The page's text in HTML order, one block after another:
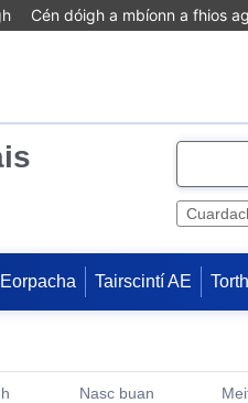
Cén dóigh a mbíonn a fhios
e
Tairscintí AE
Nasc buan